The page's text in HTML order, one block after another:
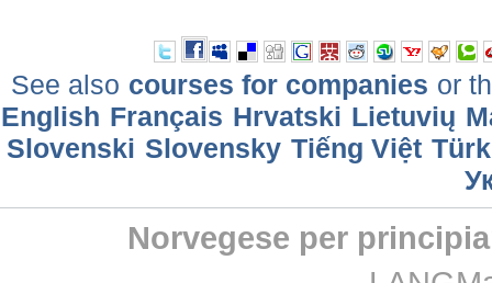
See also courses for companies or
English Français Hrvatski Lietuvių
Slovenski Slovensky Tiếng Việt
Norvegese per